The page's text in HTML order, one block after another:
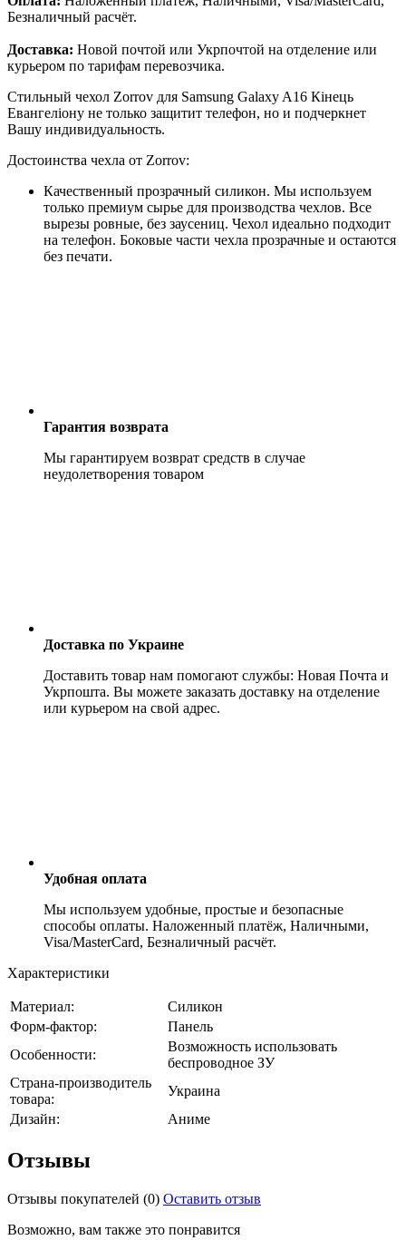
Безналичный расчёт.
Доставка: Новой почтой или Укрпочтой на отделение или
курьером по тарифам перевозчика.
Стильный чехол Zorrov для Samsung Galaxy A16 Кінець
Евангеліону не только защитит телефон, но и подчеркнет
Вашу индивидуальность.
Достоинства чехла от Zorrov:
Качественный прозрачный силикон. Мы используем
только премиум сырье для производства чехлов. Все
вырезы ровные, без заусениц. Чехол идеально подходит
на телефон. Боковые части чехла прозрачные и остаются
без печати.
Гарантия возврата
Мы гарантируем возврат средств в случае
неудолетворения товаром
Доставка по Украине
Доставить товар нам помогают службы: Новая Почта и
Укрпошта. Вы можете заказать доставку на отделение
или курьером на свой адрес.
Удобная оплата
Мы используем удобные, простые и безопасные
способы оплаты. Наложенный платёж, Наличными,
Visa/MasterCard, Безналичный расчёт.
Характеристики
Материал:
Силикон
Форм-фактор:
Панель
Особенности:
Возможность использовать
беспроводное ЗУ
Страна-производитель
товара:
Украина
Дизайн:
Аниме
Отзывы
Отзывы покупателей (0) Оставить отзыв
Возможно, вам также это понравится